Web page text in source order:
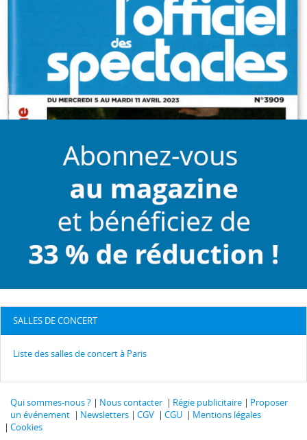
SALLES DE CONCERT
Liste des salles de concert à Paris
Qui sommes-nous ? Nous contacter Régie publicitaire
Proposer
un événement
Newsletters CGV CGU
Mentions légales
Cookies